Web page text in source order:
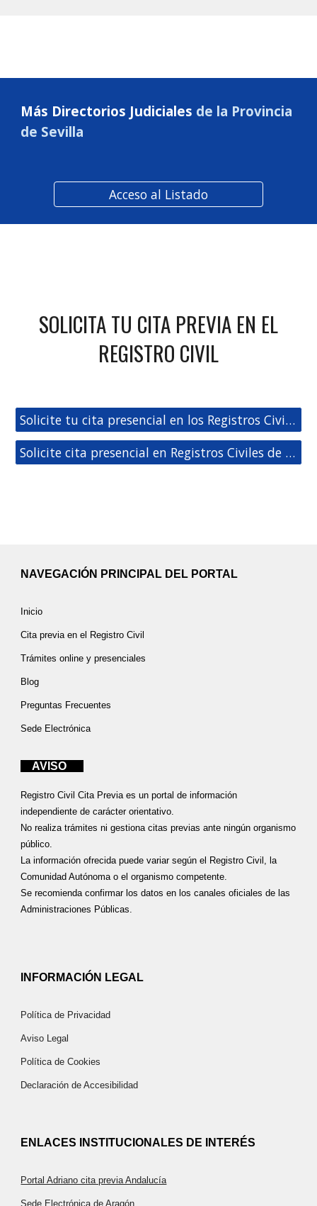
Más Directorios Judiciales de la Provincia
de Sevilla
Acceso al Listado
SOLICITA TU CITA PREVIA EN EL
REGISTRO CIVIL
Solicite tu cita presencial en los Registros Civiles de Sevilla
Solicite cita presencial en Registros Civiles de España
NAVEGACIÓN PRINCIPAL DEL PORTAL
Inicio
Cita previa en el Registro Civil
Trámites online y presenciales
Blog
Preguntas Frecuentes
Sede Electrónica
AVISO
Registro Civil Cita Previa es un portal de información
independiente de carácter orientativo.
No realiza trámites ni gestiona citas previas ante ningún organismo
público.
La información ofrecida puede variar según el Registro Civil, la
Comunidad Autónoma o el organismo competente.
Se recomienda confirmar los datos en los canales oficiales de las
Administraciones Públicas.
INFORMACIÓN LEGAL
Política de Privacidad
Aviso Legal
Política de Cookies
Declaración de Accesibilidad
ENLACES INSTITUCIONALES DE INTERÉS
Portal Adriano cita previa Andalucía
Sede Electrónica de Aragón